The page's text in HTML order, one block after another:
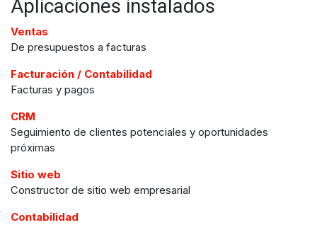
Aplicaciones instalados
Ventas
De presupuestos a facturas
Facturación / Contabilidad
Facturas y pagos
CRM
Seguimiento de clientes potenciales y oportunidades
próximas
Sitio web
Constructor de sitio web empresarial
Contabilidad